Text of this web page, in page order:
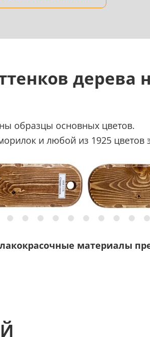
дерева
образцы основных цветов.
и любой из 1925 цветов
материалы